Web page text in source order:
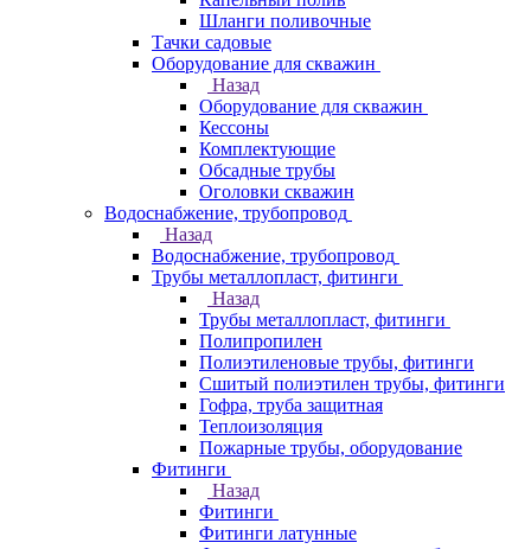
Шланги поливочные
Тачки садовые
Оборудование для скважин
Назад
Оборудование для скважин
Кессоны
Комплектующие
Обсадные трубы
Оголовки скважин
Водоснабжение, трубопровод
Назад
Водоснабжение, трубопровод
Трубы металлопласт, фитинги
Назад
Трубы металлопласт, фитинги
Полипропилен
Полиэтиленовые трубы, фитинги
Сшитый полиэтилен трубы, фитинги
Гофра, труба защитная
Теплоизоляция
Пожарные трубы, оборудование
Фитинги
Назад
Фитинги
Фитинги латунные